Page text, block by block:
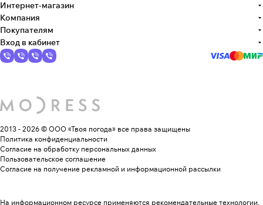
Интернет-магазин
Компания
Покупателям
Вход в кабинет
2013 - 2026 © ООО «Твоя погода» все права защищены
Политика конфиденциальности
Согласие на обработку персональных данных
Пользовательское соглашение
Согласие на получение рекламной и информационной рассылки
На информационном ресурсе применяются рекомендательные технологии.